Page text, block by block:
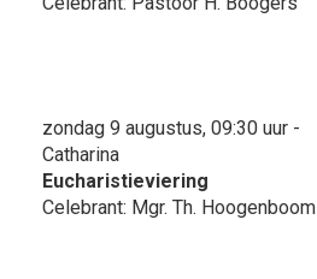
zondag 9 augustus, 09:30 uur -
Catharina
Eucharistieviering
Celebrant: Mgr. Th. Hoogenboom